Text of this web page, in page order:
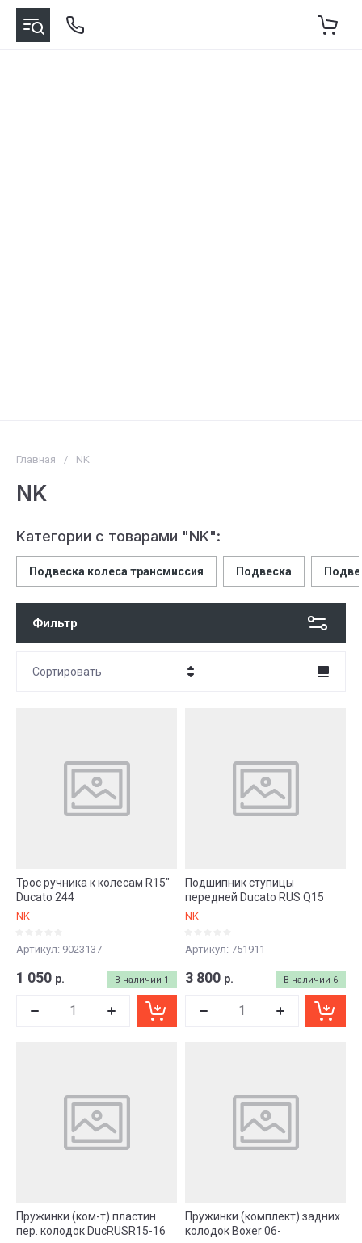
Главная / NK
NK
Категории с товарами "NK":
Подвеска колеса трансмиссия Подвеска
Фильтр
Сортировать
Название - Я-А
Название - А-Я
Трос ручника к колесам R15"
Ducato 244
NK
Артикул: 9023137
В наличии 1
1 050 р.
Подшипник ступицы
передней Ducato RUS Q15
NK
Артикул: 751911
В наличии 6
3 800 р.
Пружинки (ком-т) пластин
пер. колодок DucRUSR15-16
Пружинки (комплект) задних
колодок Boxer 06-